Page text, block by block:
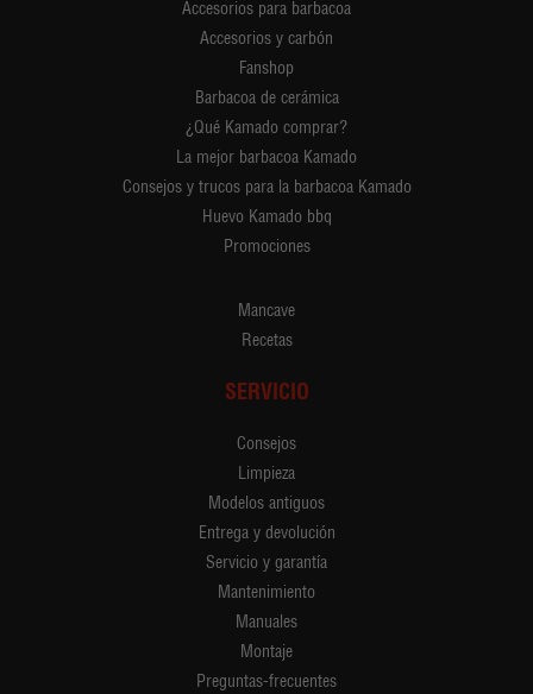
Accesorios para barbacoa
Accesorios y carbón
Fanshop
Barbacoa de cerámica
¿Qué Kamado comprar?
La mejor barbacoa Kamado
Consejos y trucos para la barbacoa Kamado
Huevo Kamado bbq
Promociones
Mancave
Recetas
SERVICIO
Consejos
Limpieza
Modelos antiguos
Entrega y devolución
Servicio y garantía
Mantenimiento
Manuales
Montaje
Preguntas-frecuentes